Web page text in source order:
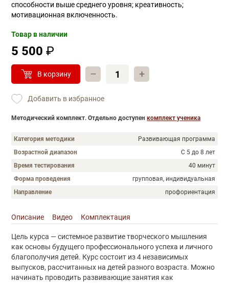
способности выше среднего уровня; креативность;
мотивационная включенность.
Товар в наличии
5 500 ₽
В корзину – +
Добавить в избранное
Методический комплект. Отдельно доступенкомплект ученика
Категория методики
Развивающая программа
Возрастной диапазон
С 5 до 8 лет
Время тестирования
40 минут
Форма проведения
групповая, индивидуальная
Направление
профориентация
Описание Видео Комплектация
Описание
Цель курса — системное развитие творческого мышления
как основы будущего профессионального успеха и личного
благополучия детей. Курс состоит из 4 независимых
выпусков, рассчитанных на детей разного возраста. Можно
начинать проводить развивающие занятия как